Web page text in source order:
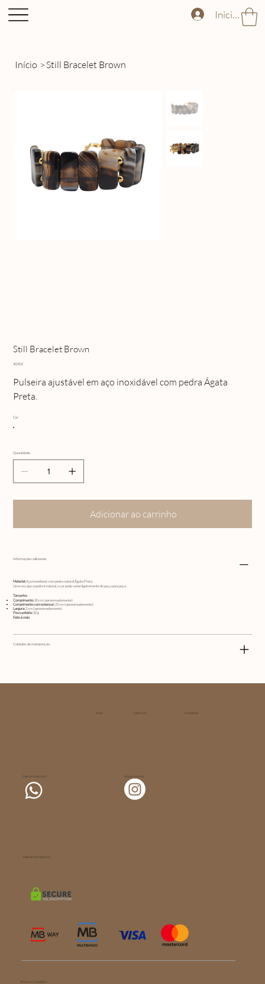
Iniciar
Início >Still Bracelet Brown
Still Bracelet Brown
Preço
40,90 €
Pulseira ajustável em aço inoxidável com pedra Ágata
Preta.
Cor
Quantidade
Adicionar ao carrinho
Informações adicionais
Material:Aço inoxidável, com pedra natural Ágata Preta.
Uma vez que a pedra é natural, a cor pode variar ligeiramente de peça para peça.
Tamanho:
Comprimento:20 cm (aproximadamente)
Comprimento com extensor:25 cm (aproximadamente)
Largura:2 cm (aproximadamente)
Peso unitário:30 g
Feito à mão
Cuidados de manutenção
Shop Sobre nós Contactos
Segue-nos em
Fale connosco por
Termos e Condições
Pagamentos seguros